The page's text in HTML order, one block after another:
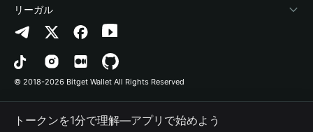
お問い合わせ
ブランドリソース
キャリア
Altcoin Season Index
Prediction Markets
DApp
RWA
プロジェクトを掲載
認証検出
コントラクト検出
一括送金
Arbitrum
Avalanche
Bitcoin
Polygon
リーガル
プライバシーポリシー
利用規約
© 2018-2026 Bitget Wallet All Rights Reserved
トークンを1分で理解―アプリで始めよう